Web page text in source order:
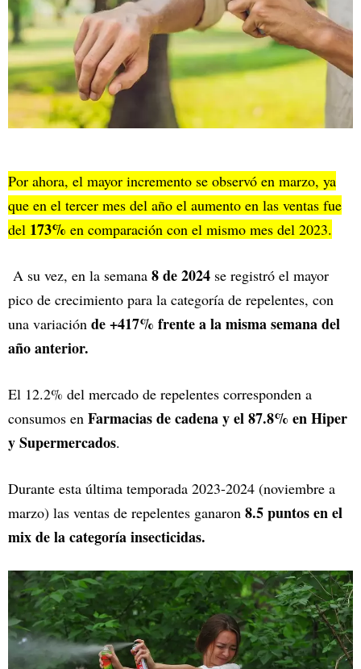
Por ahora, el mayor incremento se observó en marzo, ya
que en el tercer mes del año el aumento en las ventas fue
del 173% en comparación con el mismo mes del 2023.
A su vez, en la semana 8 de 2024 se registró el mayor
pico de crecimiento para la categoría de repelentes, con
una variación de +417% frente a la misma semana del
año anterior.
El 12.2% del mercado de repelentes corresponden a
consumos en Farmacias de cadena y el 87.8% en Hiper
y Supermercados.
Durante esta última temporada 2023-2024 (noviembre a
marzo) las ventas de repelentes ganaron 8.5 puntos en el
mix de la categoría insecticidas.